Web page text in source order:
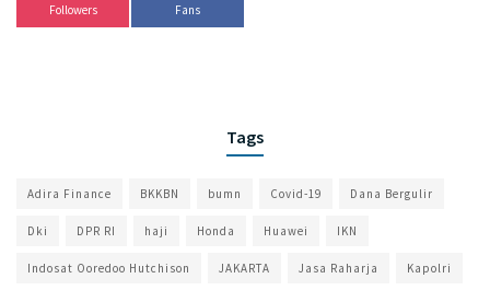
Followers Fans
Tags
Adira Finance BKKBN bumn Covid-19 Dana Bergulir
Dki DPR RI haji Honda Huawei IKN
Indosat Ooredoo Hutchison JAKARTA Jasa Raharja Kapolri